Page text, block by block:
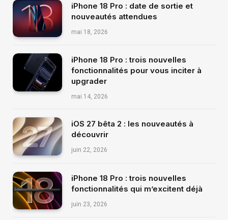
iPhone 18 Pro : date de sortie et
nouveautés attendues
mai 18, 2026
iPhone 18 Pro : trois nouvelles
fonctionnalités pour vous inciter à
upgrader
mai 14, 2026
iOS 27 bêta 2 : les nouveautés à
découvrir
juin 22, 2026
iPhone 18 Pro : trois nouvelles
fonctionnalités qui m’excitent déjà
juin 23, 2026